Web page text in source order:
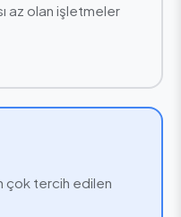
az olan işletmeler
çok tercih edilen